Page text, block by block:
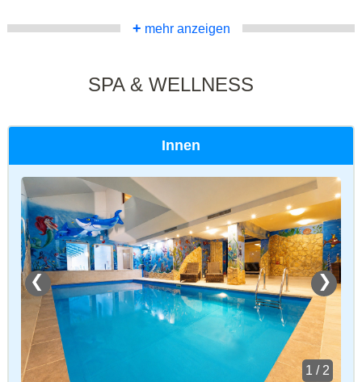
+ mehr anzeigen
SPA & WELLNESS
Innen
❮ ❯
1 / 2